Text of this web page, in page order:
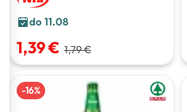
do 11.08
1,39 € 1,79 €
-16%